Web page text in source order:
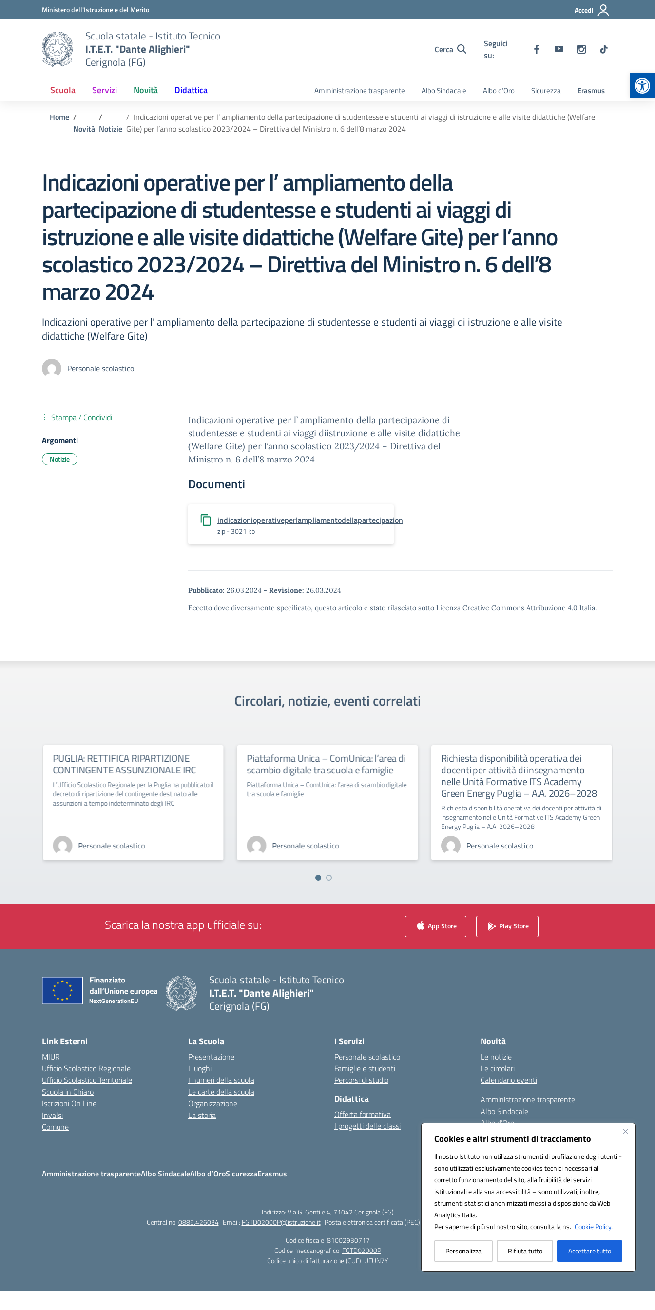
Cookies e altri strumenti di tracciamento
Il nostro Istituto non utilizza strumenti di profilazione degli utenti -
sono utilizzati esclusivamente cookies tecnici necessari al
corretto funzionamento del sito, alla fruibilità dei servizi
istituzionali e alla sua accessibilità – sono utilizzati, inoltre,
strumenti statistici anonimizzati messi a disposizione da Web
Analytics Italia.
Per saperne di più sul nostro sito, consulta la ns. Cookie Policy.
Personalizza Rifiuta tutto Accettare tutto
Vai ai contenuti
Vai al menu di navigazioneMinistero dell'Istruzione e del Merito Accedi
Scuola statale - Istituto Tecnico
I.T.E.T. "Dante Alighieri"
Cerignola (FG)
Cerca
Seguici
su:
Scuola Servizi Novità Didattica Amministrazione trasparente Albo Sindacale Albo d’Oro Sicurezza Erasmus
Home
Novità Notizie
Indicazioni operative per l’ ampliamento della partecipazione di studentesse e studenti ai viaggi di istruzione e alle visite didattiche (Welfare
Gite) per l’anno scolastico 2023/2024 – Direttiva del Ministro n. 6 dell’8 marzo 2024
Indicazioni operative per l’ ampliamento della
partecipazione di studentesse e studenti ai viaggi di
istruzione e alle visite didattiche (Welfare Gite) per l’anno
scolastico 2023/2024 – Direttiva del Ministro n. 6 dell’8
marzo 2024
Indicazioni operative per l' ampliamento della partecipazione di studentesse e studenti ai viaggi di istruzione e alle visite
didattiche (Welfare Gite)
Personale scolastico
Indicazioni operative per l’ ampliamento della partecipazione di
studentesse e studenti ai viaggi diistruzione e alle visite didattiche
(Welfare Gite) per l’anno scolastico 2023/2024 – Direttiva del
Ministro n. 6 dell’8 marzo 2024
Documenti
indicazionioperativeperlampliamentodellapartecipazion
zip - 3021 kb
Pubblicato: 26.03.2024 - Revisione: 26.03.2024
Eccetto dove diversamente specificato, questo articolo è stato rilasciato sotto Licenza Creative Commons Attribuzione 4.0 Italia.
Stampa / Condividi
Argomenti
Notizie
Circolari, notizie, eventi correlati
PUGLIA: RETTIFICA RIPARTIZIONE
CONTINGENTE ASSUNZIONALE IRC
L’Ufficio Scolastico Regionale per la Puglia ha pubblicato il
decreto di ripartizione del contingente destinato alle
assunzioni a tempo indeterminato degli IRC
Personale scolastico
Piattaforma Unica – ComUnica: l’area di
scambio digitale tra scuola e famiglie
Piattaforma Unica – ComUnica: l’area di scambio digitale
tra scuola e famiglie
Personale scolastico
Richiesta disponibilità operativa dei
docenti per attività di insegnamento
nelle Unità Formative ITS Academy
Green Energy Puglia – A.A. 2026–2028
Richiesta disponibilità operativa dei docenti per attività di
insegnamento nelle Unità Formative ITS Academy Green
Energy Puglia – A.A. 2026–2028
Personale scolastico
Scarica la nostra app ufficiale su: App Store Play Store
Scuola statale - Istituto Tecnico
I.T.E.T. "Dante Alighieri"
Cerignola (FG)
Link Esterni
MIUR
Ufficio Scolastico Regionale
Ufficio Scolastico Territoriale
Scuola in Chiaro
Iscrizioni On Line
Invalsi
Comune
La Scuola
Presentazione
I luoghi
I numeri della scuola
Le carte della scuola
Organizzazione
La storia
I Servizi
Personale scolastico
Famiglie e studenti
Percorsi di studio
Didattica
Offerta formativa
I progetti delle classi
Novità
Le notizie
Le circolari
Calendario eventi
Amministrazione trasparente
Albo Sindacale
Albo d’Oro
Sicurezza
Erasmus
Amministrazione trasparenteAlbo SindacaleAlbo d’OroSicurezzaErasmus Seguici su:
Indirizzo:Via G. Gentile 4, 71042 Cerignola (FG)
Centralino:0885.426034 Email: FGTD02000P@istruzione.it Posta elettronica certificata (PEC):
fgtd02000p@pec.istruzione.it
Codice fiscale: 81002930717
Codice meccanografico: FGTD02000P
Codice unico di fatturazione (CUF): UFUN7Y